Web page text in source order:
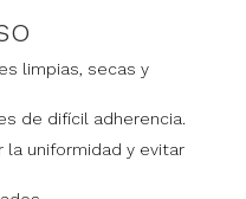
limpias, secas y
de difícil adherencia.
la uniformidad y evitar